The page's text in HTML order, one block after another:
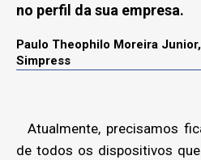
no perfil da sua empresa.
Paulo Theophilo Moreira
Simpress
Atualmente, precisamos
de todos os dispositivos